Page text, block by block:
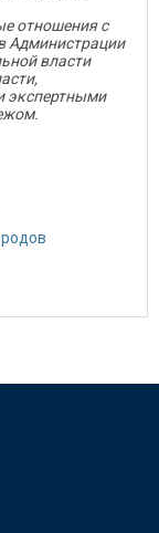
отношения с
Администрации
власти
экспертными